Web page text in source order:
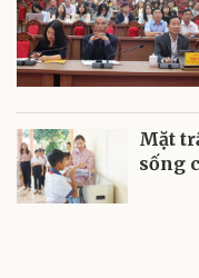
Mặt
sống